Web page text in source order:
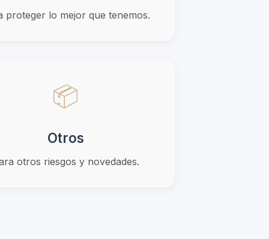
proteger lo mejor que tenemos.
📦
Otros
otros riesgos y novedades.